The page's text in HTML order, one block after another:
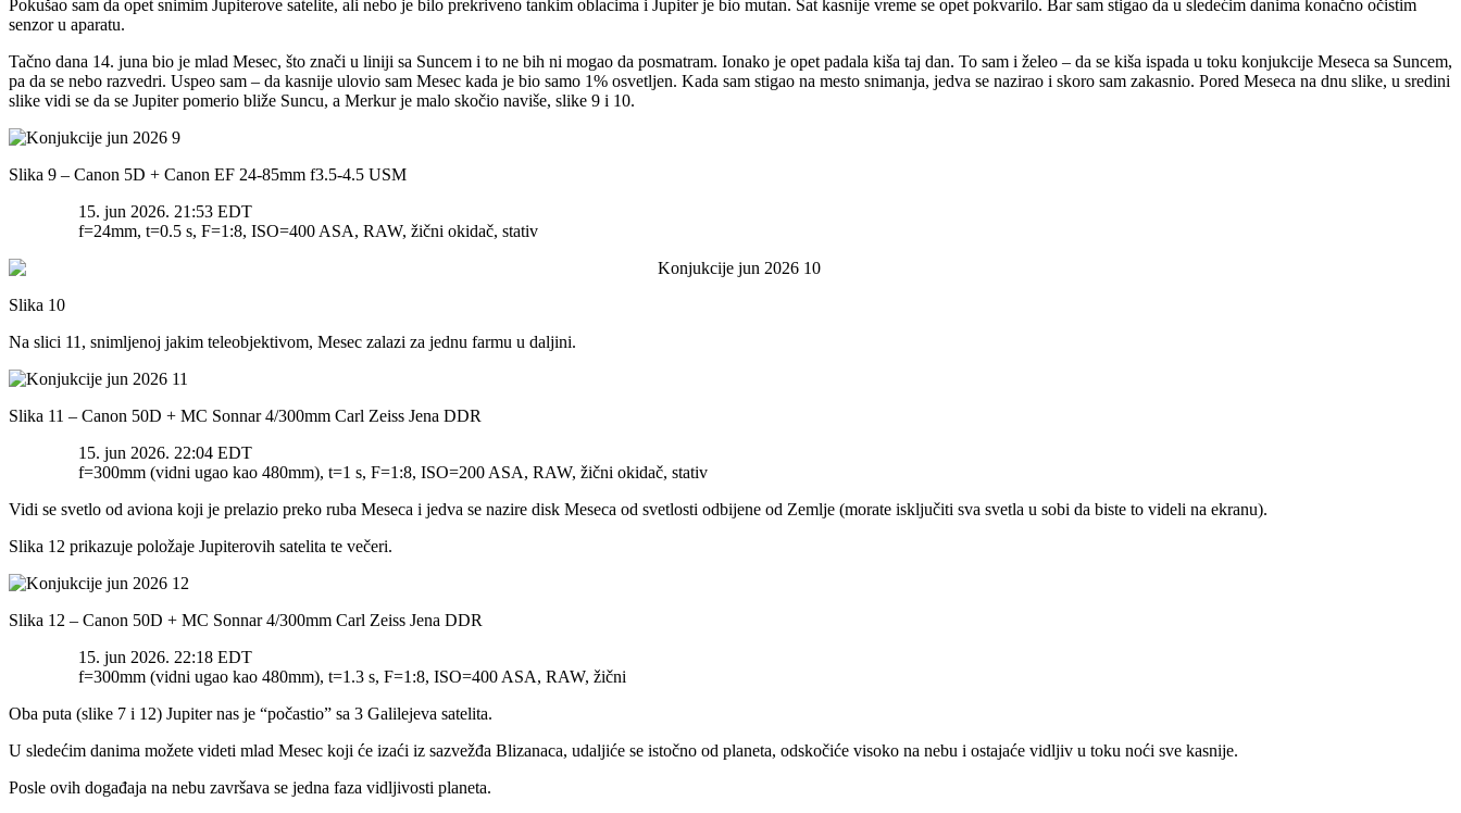
Pokušao sam da opet snimim Jupiterove satelite, ali nebo je bilo prekriveno tankim oblacima i Jupiter je bio mutan. Sat kasnije vreme se opet pokvarilo. Bar sam stigao da u sledećim danima konačno očistim
senzor u aparatu.
Tačno dana 14. juna bio je mlad Mesec, što znači u liniji sa Suncem i to ne bih ni mogao da posmatram. Ionako je opet padala kiša taj dan. To sam i želeo – da se kiša ispada u toku konjukcije Meseca sa Suncem,
pa da se nebo razvedri. Uspeo sam – da kasnije ulovio sam Mesec kada je bio samo 1% osvetljen. Kada sam stigao na mesto snimanja, jedva se nazirao i skoro sam zakasnio. Pored Meseca na dnu slike, u sredini
slike vidi se da se Jupiter pomerio bliže Suncu, a Merkur je malo skočio naviše, slike 9 i 10.
Slika 9 – Canon 5D + Canon EF 24-85mm f3.5-4.5 USM
15. jun 2026. 21:53 EDT
f=24mm, t=0.5 s, F=1:8, ISO=400 ASA, RAW, žični okidač, stativ
Slika 10
Na slici 11, snimljenoj jakim teleobjektivom, Mesec zalazi za jednu farmu u daljini.
Slika 11 – Canon 50D + MC Sonnar 4/300mm Carl Zeiss Jena DDR
15. jun 2026. 22:04 EDT
f=300mm (vidni ugao kao 480mm), t=1 s, F=1:8, ISO=200 ASA, RAW, žični okidač, stativ
Vidi se svetlo od aviona koji je prelazio preko ruba Meseca i jedva se nazire disk Meseca od svetlosti odbijene od Zemlje (morate isključiti sva svetla u sobi da biste to videli na ekranu).
Slika 12 prikazuje položaje Jupiterovih satelita te večeri.
Slika 12 – Canon 50D + MC Sonnar 4/300mm Carl Zeiss Jena DDR
15. jun 2026. 22:18 EDT
f=300mm (vidni ugao kao 480mm), t=1.3 s, F=1:8, ISO=400 ASA, RAW, žični
Oba puta (slike 7 i 12) Jupiter nas je “počastio” sa 3 Galilejeva satelita.
U sledećim danima možete videti mlad Mesec koji će izaći iz sazvežđa Blizanaca, udaljiće se istočno od planeta, odskočiće visoko na nebu i ostajaće vidljiv u toku noći sve kasnije.
Posle ovih događaja na nebu završava se jedna faza vidljivosti planeta.